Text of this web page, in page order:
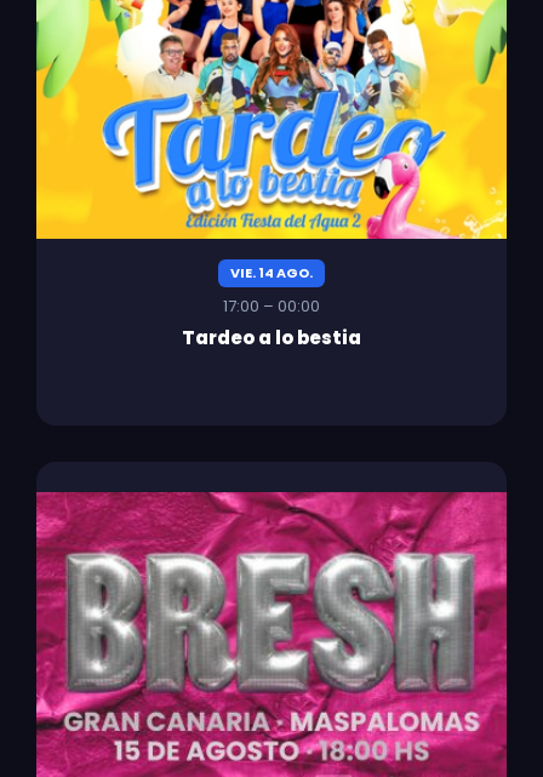
VIE. 14 AGO.
17:00 – 00:00
Tardeo a lo bestia